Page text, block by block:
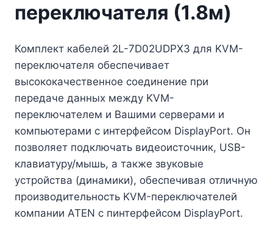
переключателя (1.8м)
Комплект кабелей 2L-7D02UDPX3 для KVM-
переключателя обеспечивает
высококачественное соединение при
передаче данных между KVM-
переключателем и Вашими серверами и
компьютерами с интерфейсом DisplayPort. Он
позволяет подключать видеоисточник, USB-
клавиатуру/мышь, а также звуковые
устройства (динамики), обеспечивая отличную
производительность KVM-переключателей
компании ATEN с пинтерфейсом DisplayPort.